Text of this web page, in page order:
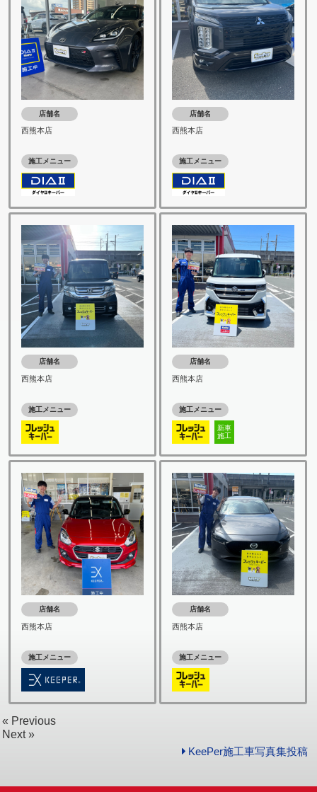
店舗名
西熊本店
施工メニュー
店舗名
西熊本店
施工メニュー
店舗名
西熊本店
施工メニュー
店舗名
西熊本店
施工メニュー
新車
施工
店舗名
西熊本店
施工メニュー
店舗名
西熊本店
施工メニュー
« Previous
Next »
KeePer施工車写真集投稿